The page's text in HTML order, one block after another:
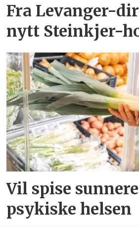
Fra Levanger-
nytt Steinkjer-
Vil spise
psykiske helsen